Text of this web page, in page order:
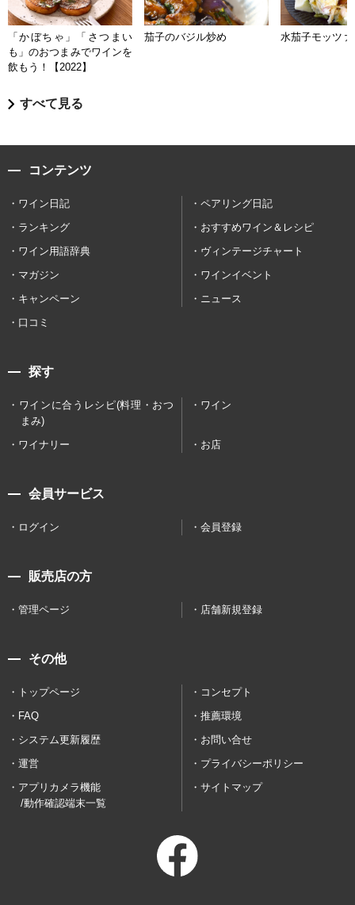
「かぼちゃ」「さつまい
も」のおつまみでワインを
飲もう！【2022】
茄子のバジル炒め 水茄子モッツァ
すべて見る
コンテンツ
ワイン日記
ペアリング日記
ランキング
おすすめワイン＆レシピ
ワイン用語辞典
ヴィンテージチャート
マガジン
ワインイベント
キャンペーン
ニュース
口コミ
探す
ワインに合うレシピ(料理・おつ
まみ)
ワイン
ワイナリー お店
会員サービス
ログイン 会員登録
販売店の方
管理ページ 店舗新規登録
その他
トップページ
コンセプト
FAQ
推薦環境
システム更新履歴
お問い合せ
運営
プライバシーポリシー
アプリカメラ機能
/動作確認端末一覧
サイトマップ